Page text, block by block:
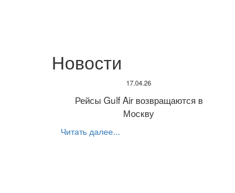
Новости
17.04.26
Рейсы Gulf Air возвращаются в
Москву
Читать далее...